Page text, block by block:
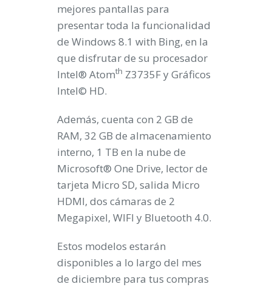
mejores pantallas para
presentar toda la funcionalidad
de Windows 8.1 with Bing, en la
que disfrutar de su procesador
Intel® Atomth Z3735F y Gráficos
Intel© HD.
Además, cuenta con 2 GB de
RAM, 32 GB de almacenamiento
interno, 1 TB en la nube de
Microsoft® One Drive, lector de
tarjeta Micro SD, salida Micro
HDMI, dos cámaras de 2
Megapixel, WIFI y Bluetooth 4.0.
Estos modelos estarán
disponibles a lo largo del mes
de diciembre para tus compras